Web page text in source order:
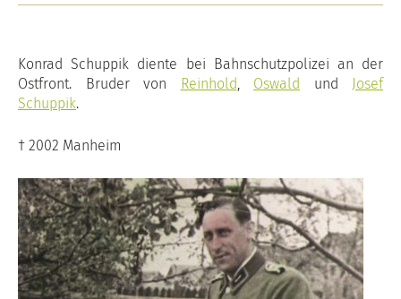
Konrad Schuppik diente bei Bahnschutzpolizei an der
Ostfront. Bruder von Reinhold, Oswald und Josef
Schuppik.
† 2002 Manheim